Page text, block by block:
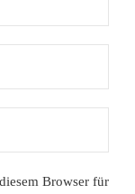
Browser für